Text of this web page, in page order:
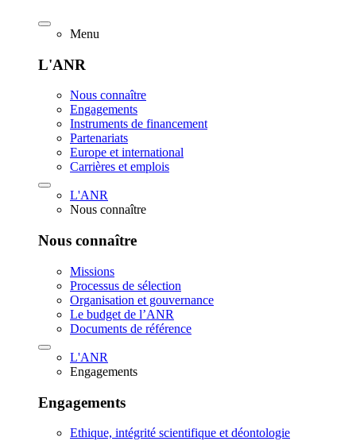
Menu
L'ANR
Nous connaître
Engagements
Instruments de financement
Partenariats
Europe et international
Carrières et emplois
L'ANR
Nous connaître
Nous connaître
Missions
Processus de sélection
Organisation et gouvernance
Le budget de l’ANR
Documents de référence
L'ANR
Engagements
Engagements
Ethique, intégrité scientifique et déontologie